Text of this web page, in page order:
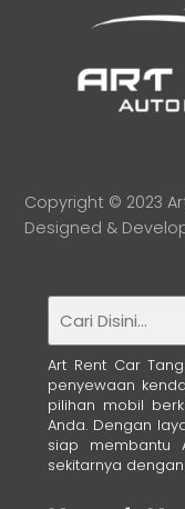
Copyright © 2023
Designed &
Art Rent Car
penyewaan
pilihan mobil
Anda. Dengan
siap membantu
sekitarnya